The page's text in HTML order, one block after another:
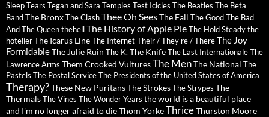
SleepTears Tegan and Sara Temples Test Icicles The Beatles The Beta
BandThe BronxThe ClashThee Oh SeesThe Fall The Good The Bad
And The QueenthehellThe History of Apple PieThe Hold Steadythe
hotelierThe Icarus LineThe InternetTheir / They're / ThereThe Joy
FormidableThe Julie Ruin The K. The KnifeThe Last InternationaleThe
Lawrence Arms Them Crooked VulturesThe MenThe National The
Pastels The Postal ServiceThe Presidents of the United States of America
Therapy?These New PuritansThe StrokesThe Strypes The
ThermalsThe Vines The Wonder Years the world is a beautiful place
and I'm no longer afraid to dieThom YorkeThriceThurston Moore